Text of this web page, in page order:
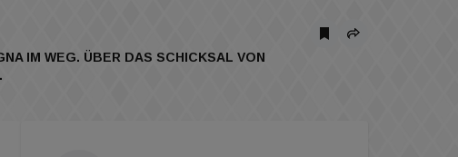
IM WEG. ÜBER DAS SCHICKSAL VON